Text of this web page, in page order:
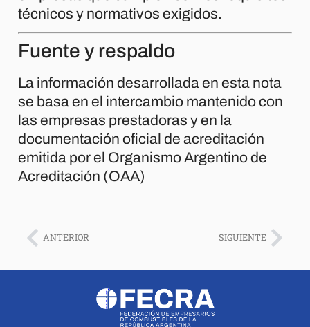
técnicos y normativos exigidos.
Fuente y respaldo
La información desarrollada en esta nota
se basa en el intercambio mantenido con
las empresas prestadoras y en la
documentación oficial de acreditación
emitida por el Organismo Argentino de
Acreditación (OAA)
ANTERIOR SIGUIENTE